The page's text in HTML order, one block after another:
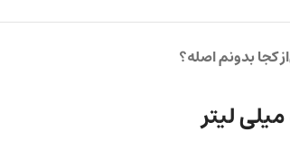
از کجا بدونم اصله؟